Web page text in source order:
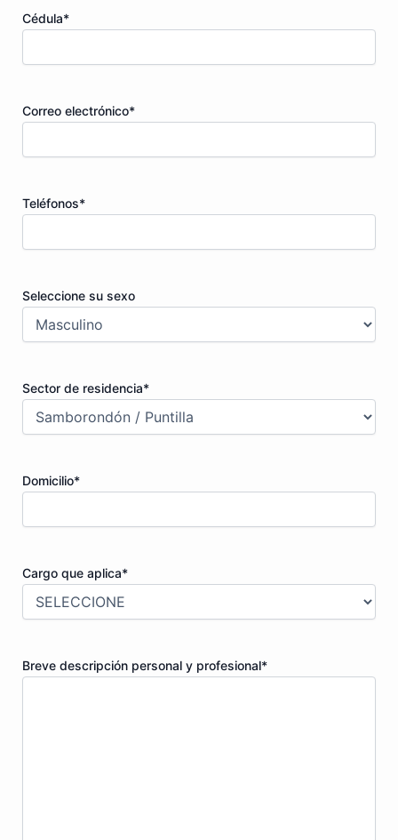
Cédula*
Correo electrónico*
Teléfonos*
Seleccione su sexo
Sector de residencia*
Domicilio*
Cargo que aplica*
Breve descripción personal y profesional*